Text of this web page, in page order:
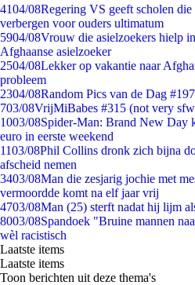
4104/08Regering VS geeft scholen
verbergen voor ouders ultimatum
5904/08Vrouw die asielzoekers hielp
Afghaanse asielzoeker
2504/08Lekker op vakantie naar
probleem
2304/08Random Pics van de Dag
703/08VrijMiBabes #315 (not very
1003/08Spider-Man: Brand New Day
euro in eerste weekend
1103/08Phil Collins dronk zich bijna
afscheid nemen
3403/08Man die zesjarig jochie met
vermoordde komt na elf jaar vrij
4703/08Man (25) sterft nadat hij lijm
8003/08Spandoek "Bruine mannen
wèl racistisch
Laatste items
Laatste items
Toon berichten uit deze thema's